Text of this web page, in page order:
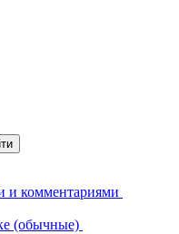
и комментариями
(обычные)